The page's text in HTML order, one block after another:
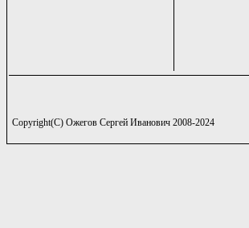
Copyright(C) Ожегов Сергей Иванович 2008-2024